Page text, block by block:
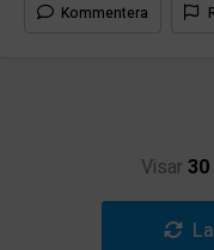
Kommentera
Visar30